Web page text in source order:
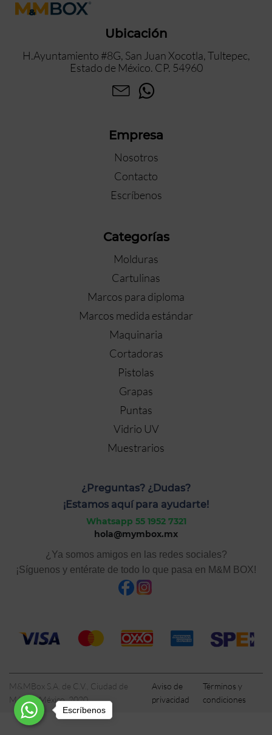
Ubicación
H.Ayuntamiento #8G, San Juan Xocotla, Tultepec,
Estado de México. CP. 54960
Empresa
Nosotros
Contacto
Escríbenos
Categorías
Molduras
Cartulinas
Marcos para diploma
Marcos medida estándar
Maquinaria
Cortadoras
Pistolas
Grapas
Puntas
Vidrio UV
Muestrarios
¿Preguntas? ¿Dudas?
¡Estamos aquí para ayudarte!
Whatsapp 55 1952 7321
hola@mymbox.mx
¿Ya somos amigos en las redes sociales?
¡Síguenos y entérate de todo lo que pasa en M&M BOX!
M&MBox S.A. de C.V., Ciudad de
México, México, 2020
Aviso de
privacidad
Términos y
condiciones
Escríbenos